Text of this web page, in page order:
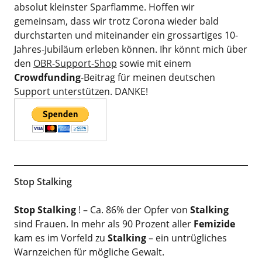
absolut kleinster Sparflamme. Hoffen wir
gemeinsam, dass wir trotz Corona wieder bald
durchstarten und miteinander ein grossartiges 10-
Jahres-Jubiläum erleben können. Ihr könnt mich über
den OBR-Support-Shop sowie mit einem
Crowdfunding-Beitrag für meinen deutschen
Support unterstützen. DANKE!
Stop Stalking
Stop Stalking! – Ca. 86% der Opfer von Stalking
sind Frauen. In mehr als 90 Prozent aller Femizide
kam es im Vorfeld zu Stalking– ein untrügliches
Warnzeichen für mögliche Gewalt.